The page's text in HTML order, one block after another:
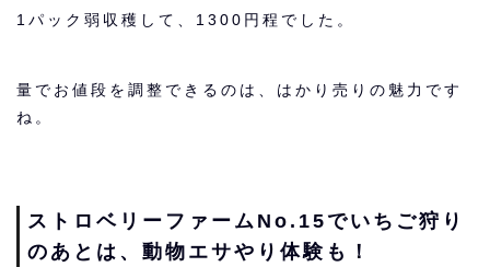
1パック弱収穫して、1300円程でした。
量でお値段を調整できるのは、はかり売りの魅力です
ね。
ストロベリーファームNo.15でいちご狩り
のあとは、動物エサやり体験も！